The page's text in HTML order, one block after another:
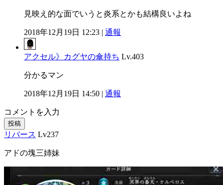
見映え的な面でいうと炎系とかも結構良いよね
2018年12月19日 12:23 | 通報
アクセル》カグヤの傘持ち Lv.403
分かるマン
2018年12月19日 14:50 | 通報
コメントを入力
投稿
リバース Lv237
アドの塊三姉妹